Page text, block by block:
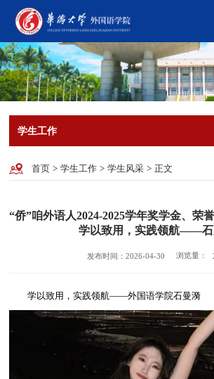
学生工作
首页 > 学生工作 > 学生风采 > 正文
“侨”咱外语人2024-2025学年奖学金、荣
学以致用，实践领航——
发布时间：2026-04-30 浏览量：
学以致用，实践领航——外国语学院石曼漪